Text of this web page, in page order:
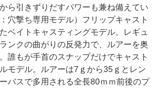
ら引きずりだすパワーも兼ね備えてい
穴撃ち専用モデル）フリップキャスト
ベイトキャスティングモデル。レギュ
ンクの曲がりの反発力で、ルアーを奥
誰もが手首のスナップだけでキャスト
モデル。ルアーは7ｇから35ｇとレン
バスで多用される全長80ｍｍ前後のプ